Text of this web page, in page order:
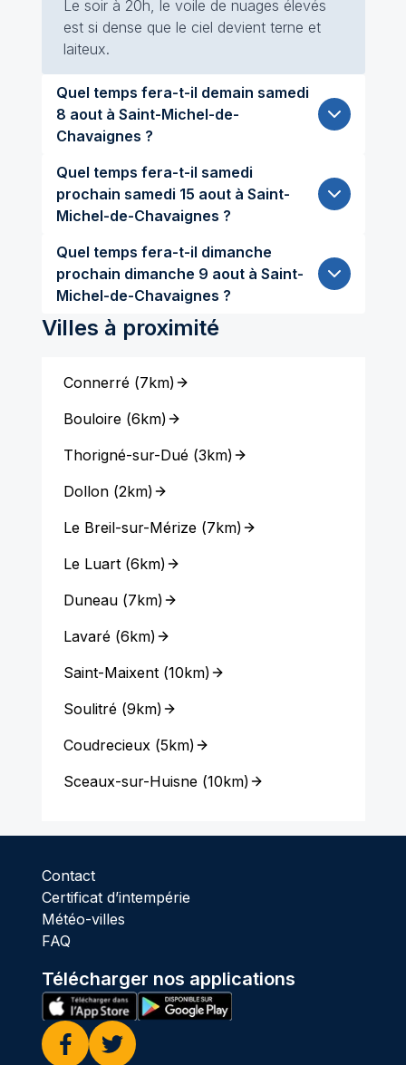
Le soir à 20h, le voile de nuages élevés
est si dense que le ciel devient terne et
laiteux.
Quel temps fera-t-il demain samedi
8 aout à Saint-Michel-de-
Chavaignes ?
Quel temps fera-t-il samedi
prochain samedi 15 aout à Saint-
Michel-de-Chavaignes ?
Quel temps fera-t-il dimanche
prochain dimanche 9 aout à Saint-
Michel-de-Chavaignes ?
Villes à proximité
Connerré(7km)
Bouloire(6km)
Thorigné-sur-Dué(3km)
Dollon(2km)
Le Breil-sur-Mérize(7km)
Le Luart(6km)
Duneau(7km)
Lavaré(6km)
Saint-Maixent(10km)
Soulitré(9km)
Coudrecieux(5km)
Sceaux-sur-Huisne(10km)
Contact
Certificat d’intempérie
Météo-villes
FAQ
Télécharger nos applications